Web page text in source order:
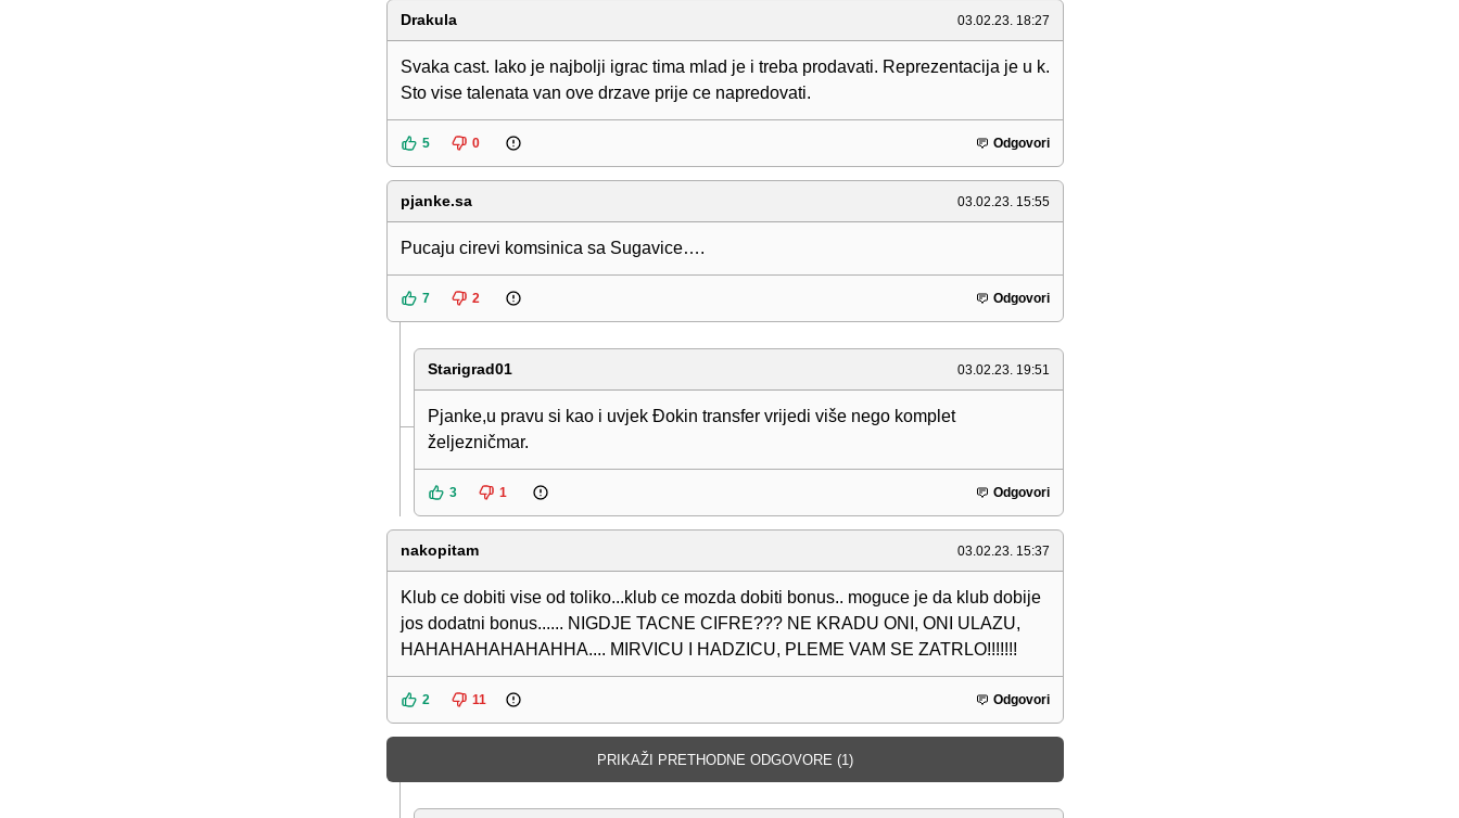
Drakula 03.02.23. 18:27
Svaka cast. Iako je najbolji igrac tima mlad je i treba prodavati. Reprezentacija je u k.
Sto vise talenata van ove drzave prije ce napredovati.
5 0 Odgovori
pjanke.sa 03.02.23. 15:55
Pucaju cirevi komsinica sa Sugavice….
7 2 Odgovori
Starigrad01 03.02.23. 19:51
Pjanke,u pravu si kao i uvjek Đokin transfer vrijedi više nego komplet
željezničmar.
3 1 Odgovori
nakopitam 03.02.23. 15:37
Klub ce dobiti vise od toliko...klub ce mozda dobiti bonus.. moguce je da klub dobije
jos dodatni bonus...... NIGDJE TACNE CIFRE??? NE KRADU ONI, ONI ULAZU,
HAHAHAHAHAHAHHA.... MIRVICU I HADZICU, PLEME VAM SE ZATRLO!!!!!!!
2 11 Odgovori
PRIKAŽI PRETHODNE ODGOVORE (1)